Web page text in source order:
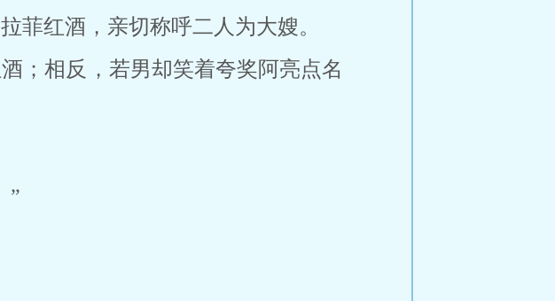
菲红酒，亲切称呼二人为大嫂。
；相反，若男却笑着夸奖阿亮点名
”